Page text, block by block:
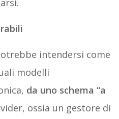
intendersi come
modelli
da uno schema “a
ossia un gestore di